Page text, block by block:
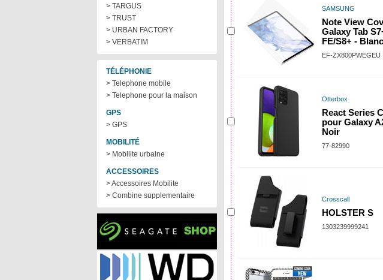
> TARGUS
> TRUST
> URBAN FACTORY
> VERBATIM
TÉLÉPHONIE
> Telephone mobile
> Telephone pour la maison
GPS
> GPS
MOBILITÉ
> Mobilite urbaine
ACCESSOIRES
> Accessoires Mobilite
> Combine supplementaire
SAMSUNG
Note View
Galaxy Tab
FE/S8+ - Blanc
EF-ZX800PWEGEU
Otterbox
React Series
pour Galaxy
Noir
77-82990
Crosscall
HOLSTER S
1303239999241